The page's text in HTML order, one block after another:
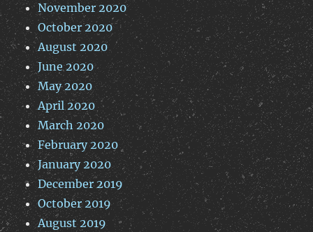
November 2020
October 2020
August 2020
June 2020
May 2020
April 2020
March 2020
February 2020
January 2020
December 2019
October 2019
August 2019